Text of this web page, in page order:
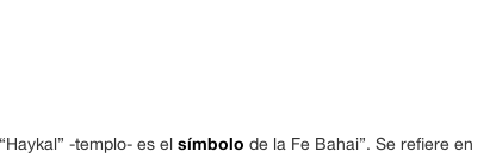
-templo- es el símbolo de la Fe Bahai”. Se refiere en